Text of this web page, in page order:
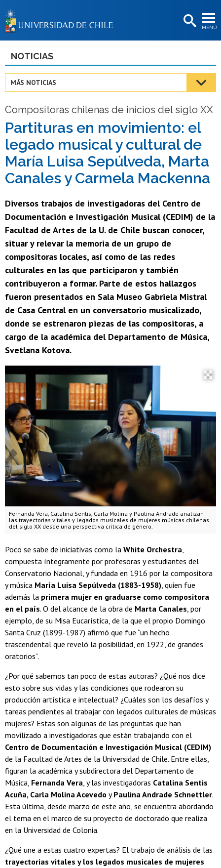
MENÚ
BIBLIOTECAS
Estudiantes
Académicas/os
Funcionarias/os
Egresadas/os
NOTICIAS
MÁS NOTICIAS
Compositoras chilenas de inicios del siglo XX
Partituras en movimiento: el
legado musical y cultural de
María Luisa Sepúlveda, Marta
Canales y Carmela Mackenna
Diversos trabajos de investigadoras del Centro de
Documentación e Investigación Musical (CEDIM) de la
Facultad de Artes de la U. de Chile buscan conocer,
situar y relevar la memoria de un grupo de
compositoras locales, así como de las redes
culturales en las que participaron y también
contribuyeron a formar. Parte de estos hallazgos
fueron presentados en Sala Museo Gabriela Mistral
de Casa Central en un conversatorio musicalizado,
donde se estrenaron piezas de las compositoras, a
cargo de la académica del Departamento de Música,
Svetlana Kotova.
Fernanda Vera, Catalina Sentis, Carla Molina y Paulina Andrade analizan
las trayectorias vitales y legados musicales de mujeres músicas chilenas
del siglo XX desde una perspectiva crítica de género.
Poco se sabe de iniciativas como la White Orchestra,
compuesta íntegramente por profesoras y estudiantes del
Conservatorio Nacional, y fundada en 1916 por la compositora
y música María Luisa Sepúlveda (1883-1958), quien fue
además la primera mujer en graduarse como compositora
en el país. O del alcance de la obra de Marta Canales, por
ejemplo, de su Misa Eucarística, de la que el propio Domingo
Santa Cruz (1899-1987) afirmó que fue “un hecho
trascendental que reveló la posibilidad, en 1922, de grandes
oratorios”.
¿Por qué sabemos tan poco de estas autoras? ¿Qué nos dice
esto sobre sus vidas y las condiciones que rodearon su
producción artística e intelectual? ¿Cuáles son los desafíos y
tareas pendientes al trabajar con legados culturales de músicas
mujeres? Estas son algunas de las preguntas que han
movilizado a investigadoras que están trabajando con el
Centro de Documentación e Investigación Musical (CEDIM)
de la Facultad de Artes de la Universidad de Chile. Entre ellas,
figuran la académica y subdirectora del Departamento de
Música, Fernanda Vera, y las investigadoras Catalina Sentis
Acuña, Carla Molina Acevedo yPaulina Andrade Schnettler.
Esta última, desde marzo de este año, se encuentra abordando
el tema en el marco de su proyecto de doctorado que realiza
en la Universidad de Colonia.
¿Qué une a estas cuatro expertas? El trabajo de análisis de las
trayectorias vitales y los legados musicales de mujeres